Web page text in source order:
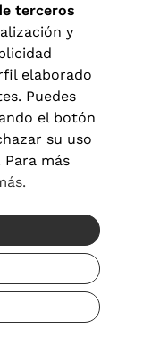
y condiciones
cookies
España
terceros
y
elaborado
Puedes
el botón
su uso
más